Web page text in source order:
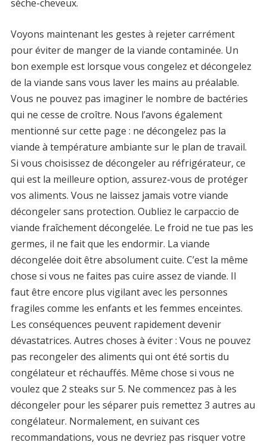
sèche-cheveux.
Voyons maintenant les gestes à rejeter carrément
pour éviter de manger de la viande contaminée. Un
bon exemple est lorsque vous congelez et décongelez
de la viande sans vous laver les mains au préalable.
Vous ne pouvez pas imaginer le nombre de bactéries
qui ne cesse de croître. Nous l’avons également
mentionné sur cette page : ne décongelez pas la
viande à température ambiante sur le plan de travail.
Si vous choisissez de décongeler au réfrigérateur, ce
qui est la meilleure option, assurez-vous de protéger
vos aliments. Vous ne laissez jamais votre viande
décongeler sans protection. Oubliez le carpaccio de
viande fraîchement décongelée. Le froid ne tue pas les
germes, il ne fait que les endormir. La viande
décongelée doit être absolument cuite. C’est la même
chose si vous ne faites pas cuire assez de viande. Il
faut être encore plus vigilant avec les personnes
fragiles comme les enfants et les femmes enceintes.
Les conséquences peuvent rapidement devenir
dévastatrices. Autres choses à éviter : Vous ne pouvez
pas recongeler des aliments qui ont été sortis du
congélateur et réchauffés. Même chose si vous ne
voulez que 2 steaks sur 5. Ne commencez pas à les
décongeler pour les séparer puis remettez 3 autres au
congélateur. Normalement, en suivant ces
recommandations, vous ne devriez pas risquer votre